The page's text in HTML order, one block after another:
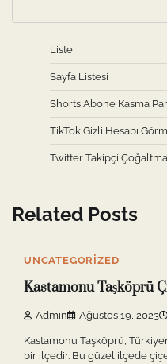
Liste
Sayfa Listesi
Shorts Abone Kasma
TikTok Gizli Hesabı
Twitter Takipçi
Related Posts
UNCATEGORIZED
Kastamonu Taşköprü
Admin Ağustos 19, 2023
Kastamonu Taşköprü,
bir ilçedir. Bu güzel ilçede